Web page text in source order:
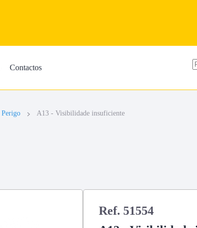
Contactos
Perigo A13 - Visibilidade insuficiente
Ref. 51554